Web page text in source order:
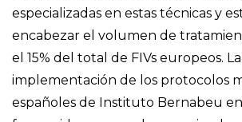
especializadas en estas técnicas y
encabezar el volumen de
el 15% del total de FIVs europeos. La
implementación de los protocolos
españoles de Instituto Bernabeu